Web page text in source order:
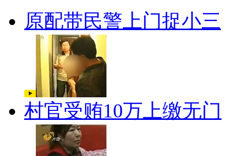
原配带民警上门捉小三
村官受贿10万上缴无门